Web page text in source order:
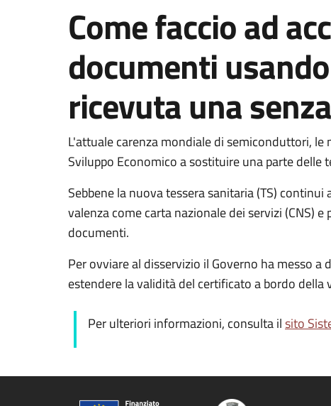
Come faccio ad
documenti
ricevuta una
L'attuale carenza mondiale di semiconduttori,
Sviluppo Economico a sostituire una parte delle
Sebbene la nuova tessera sanitaria (TS)
valenza come carta nazionale dei servizi (CNS)
documenti.
Per ovviare al disservizio il Governo ha messo
estendere la validità del certificato a bordo
Per ulteriori informazioni, consulta ilsito